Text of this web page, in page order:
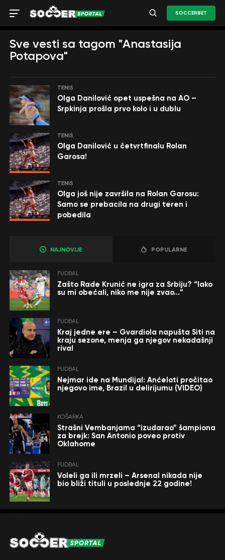
SOCCERBET
Sve vesti sa tagom "Anastasija
Potapova"
TENIS
Olga Danilović opet uspešna na AO –
Srpkinja prošla prvo kolo i u dublu
TENIS
Olga Danilović u četvrtfinalu Rolan
Garosa!
TENIS
Olga još nije završila na Rolan Garosu:
Samo se prebacila na drugi teren i
pobedila
NAJNOVIJE POPULARNE
FUDBAL
Zašto Rade Krunić ne igra za Srbiju? “Iako
su mi obećali, niko me nije zvao…”
FUDBAL
Kraj jedne ere – Gvardiola napušta Siti na
kraju sezone, menja ga njegov nekadašnji
rival
FUDBAL
Nejmar ide na Mundijal: Anćeloti pročitao
njegovo ime, Brazil u delirijumu (VIDEO)
KOŠARKA
Strašni Vembanjama “izudarao” šampiona
za brejk: San Antonio poveo protiv
Oklahome
FUDBAL
Voleli ga ili mrzeli – Arsenal nikada nije
bio bliži tituli u poslednje 22 godine!